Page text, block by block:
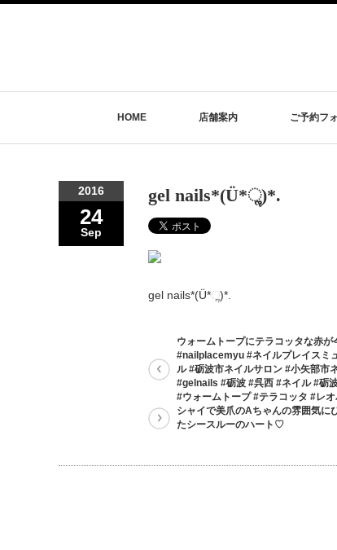
HOME 店舗案内 ご予約フ
2016
24
Sep
gel nails*(Ü*ૢ)*.
gel nails*(Ü*ૢ)*.
ウォームトープにテラコッタな赤が
#nailplacemyu #ネイルプレイスミ
ル #砺波市ネイルサロン #小矢部市
#gelnails #砺波 #呉西 #ネイル #砺
#ウォームトープ #テラコッタ #レオ
シャイで美爪のAちゃんの雰囲気に
たシースルーのハート♡